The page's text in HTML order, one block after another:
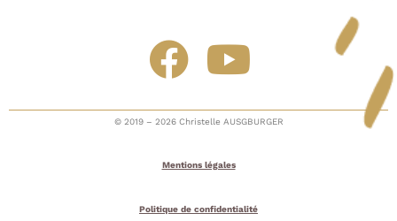
© 2019 – 2026 Christelle AUSGBURGER
Mentions légales
Politique de confidentialité